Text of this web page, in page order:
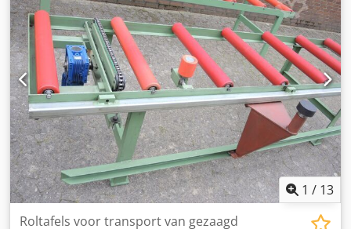
1 / 13
Roltafels voor transport van gezaagd